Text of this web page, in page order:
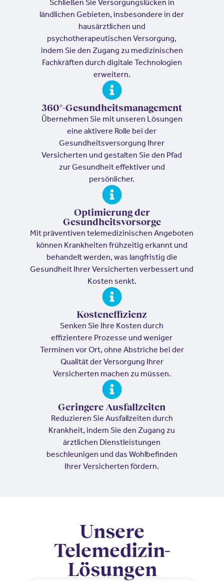
Schließen Sie Versorgungslücken in
ländlichen Gebieten, insbesondere in der
hausärztlichen und
psychotherapeutischen Versorgung,
indem Sie den Zugang zu medizinischen
Fachkräften durch digitale Technologien
erweitern.
360°-Gesundheitsmanagement
Übernehmen Sie mit unseren Lösungen
eine aktivere Rolle bei der
Gesundheitsversorgung Ihrer
Versicherten und gestalten Sie den Pfad
zur Gesundheit effektiver und
persönlicher.
Optimierung der
Gesundheitsvorsorge
Mit präventiven telemedizinischen Angeboten
können Krankheiten frühzeitig erkannt und
behandelt werden, was langfristig die
Gesundheit Ihrer Versicherten verbessert und
Kosten senkt.
Kosteneffizienz
Senken Sie Ihre Kosten durch
effizientere Prozesse und weniger
Terminen vor Ort, ohne Abstriche bei der
Qualität der Versorgung Ihrer
Versicherten machen zu müssen.
Geringere Ausfallzeiten
Reduzieren Sie Ausfallzeiten durch
Krankheit, indem Sie den Zugang zu
ärztlichen Dienstleistungen
beschleunigen und das Wohlbefinden
Ihrer Versicherten fördern.
Unsere
Telemedizin-
Lösungen​